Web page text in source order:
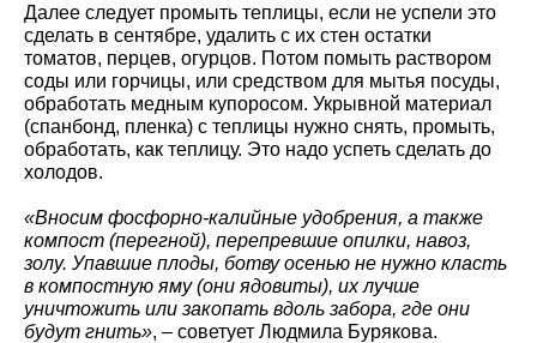
Далее следует промыть теплицы, если не успели это
сделать в сентябре, удалить с их стен остатки
томатов, перцев, огурцов. Потом помыть раствором
соды или горчицы, или средством для мытья посуды,
обработать медным купоросом. Укрывной материал
(спанбонд, пленка) с теплицы нужно снять, промыть,
обработать, как теплицу. Это надо успеть сделать до
холодов.
«Вносим фосфорно-калийные удобрения, а также
компост (перегной), перепревшие опилки, навоз,
золу. Упавшие плоды, ботву осенью не нужно класть
в компостную яму (они ядовиты), их лучше
уничтожить или закопать вдоль забора, где они
будут гнить», – советует Людмила Бурякова.